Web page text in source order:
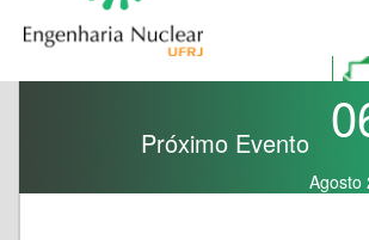
Próximo Evento
Agosto